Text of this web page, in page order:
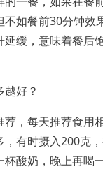
不如餐前30分钟
延缓，意味着餐后
好？
，每天推荐食用
，有时摄入200克
酸奶，晚上再喝